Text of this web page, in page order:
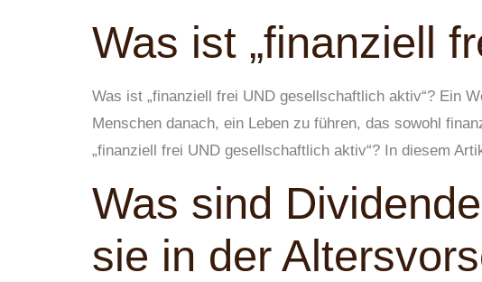
Was ist „finanziell
Was ist „finanziell frei UND gesellschaftlich aktiv“? Ein
Menschen danach, ein Leben zu führen, das sowohl
„finanziell frei UND gesellschaftlich aktiv“? In diesem
Was sind
sie in der